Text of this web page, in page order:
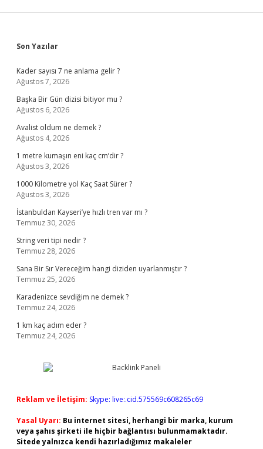
Sidebar
Son Yazılar
Kader sayısı 7 ne anlama gelir ?
Ağustos 7, 2026
Başka Bir Gün dizisi bitiyor mu ?
Ağustos 6, 2026
Avalist oldum ne demek ?
Ağustos 4, 2026
1 metre kumaşın eni kaç cm’dir ?
Ağustos 3, 2026
1000 Kilometre yol Kaç Saat Sürer ?
Ağustos 3, 2026
İstanbuldan Kayseri’ye hızlı tren var mı ?
Temmuz 30, 2026
String veri tipi nedir ?
Temmuz 28, 2026
Sana Bir Sır Vereceğim hangi diziden uyarlanmıştır ?
Temmuz 25, 2026
Karadenizce sevdiğim ne demek ?
Temmuz 24, 2026
1 km kaç adım eder ?
Temmuz 24, 2026
Reklam ve İletişim: Skype: live:.cid.575569c608265c69
Yasal Uyarı: Bu internet sitesi, herhangi bir marka, kurum
veya şahıs şirketi ile hiçbir bağlantısı bulunmamaktadır.
Sitede yalnızca kendi hazırladığımız makaleler